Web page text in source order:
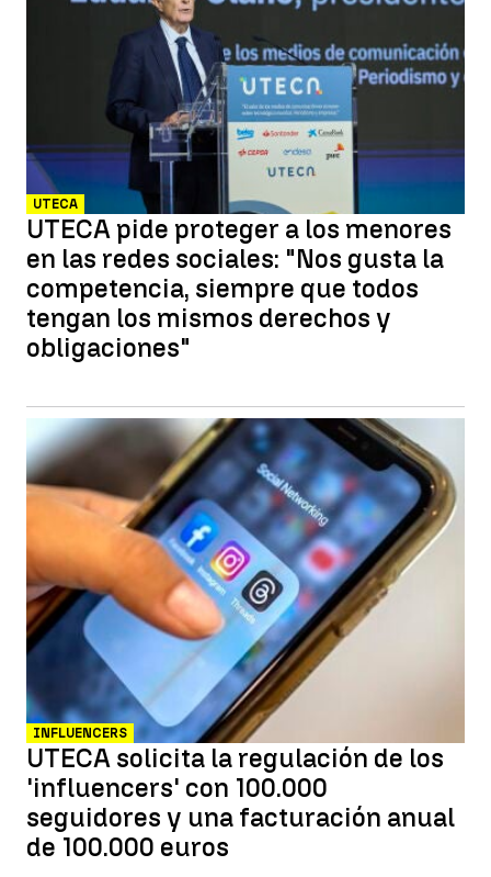
UTECA
UTECA pide proteger a los menores
en las redes sociales: "Nos gusta la
competencia, siempre que todos
tengan los mismos derechos y
obligaciones"
INFLUENCERS
UTECA solicita la regulación de los
'influencers' con 100.000
seguidores y una facturación anual
de 100.000 euros